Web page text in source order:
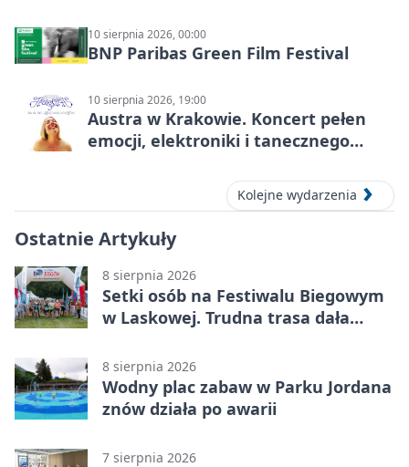
10 sierpnia 2026, 00:00
BNP Paribas Green Film Festival
10 sierpnia 2026, 19:00
Austra w Krakowie. Koncert pełen
emocji, elektroniki i tanecznego
Kolejne wydarzenia
Ostatnie Artykuły
8 sierpnia 2026
Setki osób na Festiwalu Biegowym
w Laskowej. Trudna trasa dała
8 sierpnia 2026
Wodny plac zabaw w Parku Jordana
znów działa po awarii
7 sierpnia 2026